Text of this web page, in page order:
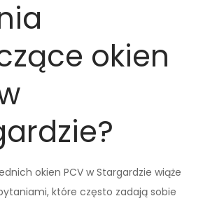
okien
okien PCV w Stargardzie wiąże
które często zadają sobie